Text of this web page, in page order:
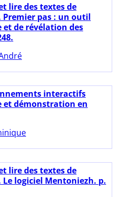
lire des textes de
pas : un outil
et de révélation des
interactifs
et démonstration en
lire des textes de
logiciel Mentoniezh. p.